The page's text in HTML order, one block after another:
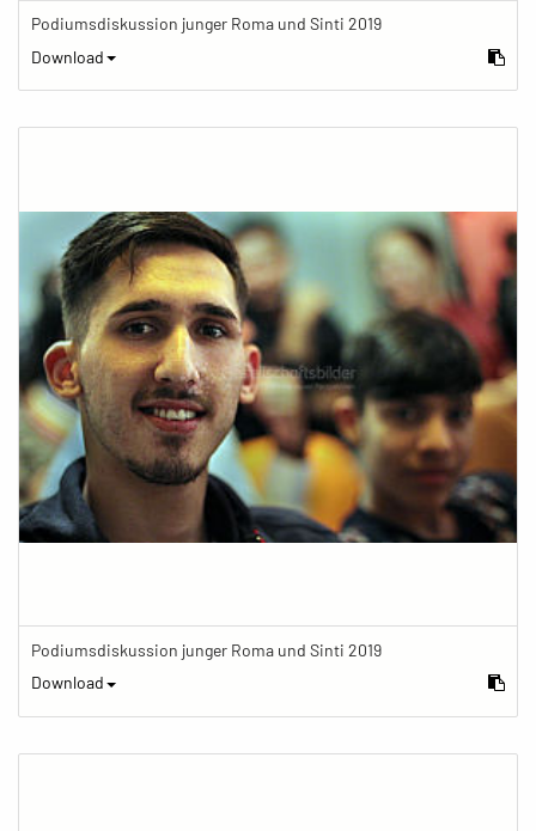
Podiumsdiskussion junger Roma und Sinti 2019
Download
Podiumsdiskussion junger Roma und Sinti 2019
Download